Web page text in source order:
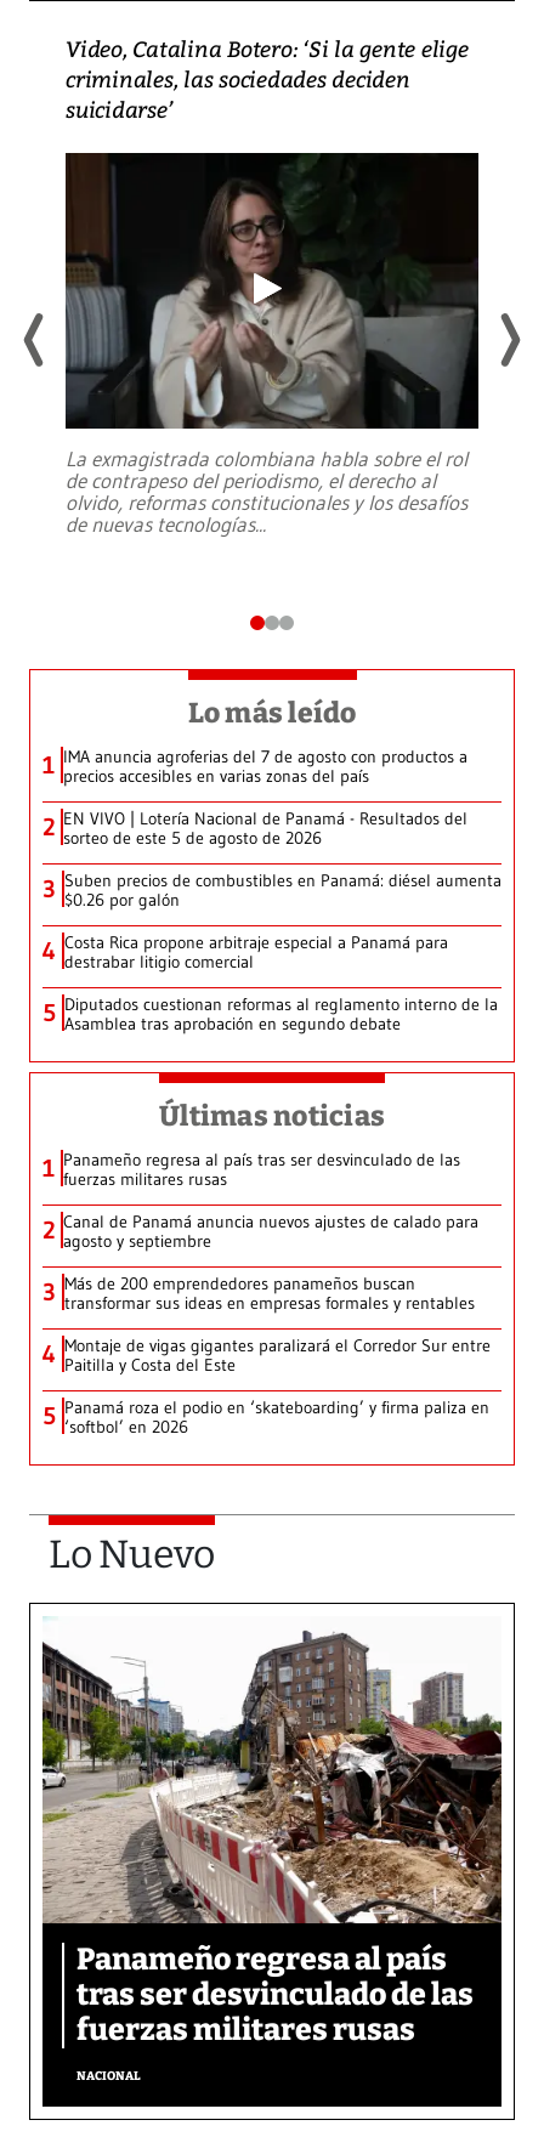
Video, Catalina Botero: ‘Si la gente elige
criminales, las sociedades deciden
suicidarse’
La exmagistrada colombiana habla sobre el rol
de contrapeso del periodismo, el derecho al
olvido, reformas constitucionales y los desafíos
de nuevas tecnologías...
Lo más leído
1 IMA anuncia agroferias del 7 de agosto con productos a
precios accesibles en varias zonas del país
2 EN VIVO | Lotería Nacional de Panamá - Resultados del
sorteo de este 5 de agosto de 2026
3 Suben precios de combustibles en Panamá: diésel aumenta
$0.26 por galón
4 Costa Rica propone arbitraje especial a Panamá para
destrabar litigio comercial
5 Diputados cuestionan reformas al reglamento interno de la
Asamblea tras aprobación en segundo debate
Últimas noticias
1 Panameño regresa al país tras ser desvinculado de las
fuerzas militares rusas
2 Canal de Panamá anuncia nuevos ajustes de calado para
agosto y septiembre
3 Más de 200 emprendedores panameños buscan
transformar sus ideas en empresas formales y rentables
4 Montaje de vigas gigantes paralizará el Corredor Sur entre
Paitilla y Costa del Este
5 Panamá roza el podio en ‘skateboarding’ y firma paliza en
‘softbol’ en 2026
Lo Nuevo
Panameño regresa al país
tras ser desvinculado de las
fuerzas militares rusas
NACIONAL